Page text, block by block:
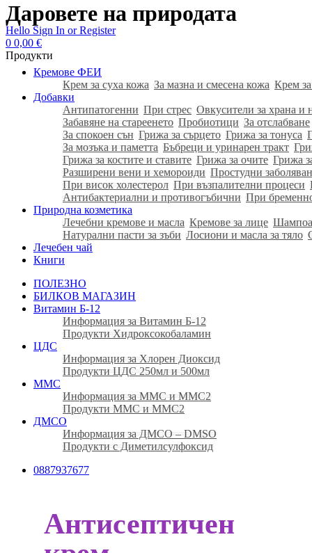
Даровете на природата
Hello Sign In or Register
0 0,00 €
Продукти
Кремове ФЕИ
Крем за суха кожа За мазна и смесена кожа Крем
Добавки
Антипатогенни При стрес Овкусители за храна и
Забавяне на стареенето Пробиотици За отслабване
За спокоен сън Грижа за сърцето Грижа за тонуса
За мозъка и паметта Бъбреци и уринарен тракт
Грижа за костите и ставите Грижа за очите Грижа
Разширени вени и хемороиди Простудни
При висок холестерол При възпалителни процеси
Антибактериални и противогъбични При
Природна козметика
Лечебни кремове и масла Кремове за лице
Натурални пасти за зъби Лосиони и масла за тяло
Лечебен чай
Книги
ПОЛЕЗНО
БИЛКОВ МАГАЗИН
Витамин Б-12
Информация за Витамин Б-12
Продукти Хидроксокобаламин
ЦДС
Информация за Хлорен Диоксид
Продукти ЦДС 250мл и 500мл
ММС
Информация за ММС и ММС2
Продукти ММС и ММС2
ДМСО
Информация за ДМСО – DMSO
Продукти с Диметилсулфоксид
0887937677
Антисептичен